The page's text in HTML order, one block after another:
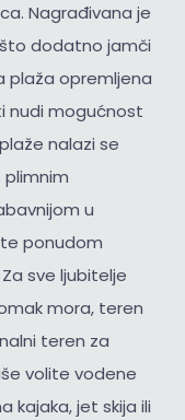
Nagrađivana je
dodatno jamči
plaža opremljena
nudi mogućnost
nalazi se
u
ponudom
sve ljubitelje
mora, teren
teren za
volite vodene
kajaka, jet skija ili